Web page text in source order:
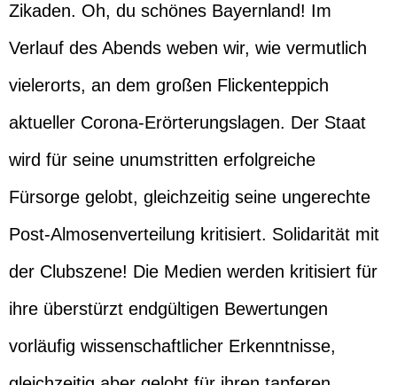
Zikaden. Oh, du schönes Bayernland! Im
Verlauf des Abends weben wir, wie vermutlich
vielerorts, an dem großen Flickenteppich
aktueller Corona-Erörterungslagen. Der Staat
wird für seine unumstritten erfolgreiche
Fürsorge gelobt, gleichzeitig seine ungerechte
Post-Almosenverteilung kritisiert. Solidarität mit
der Clubszene! Die Medien werden kritisiert für
ihre überstürzt endgültigen Bewertungen
vorläufig wissenschaftlicher Erkenntnisse,